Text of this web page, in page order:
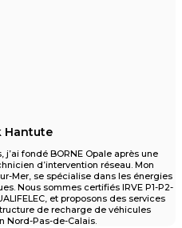
Hantute
fondé BORNE Opale après une
d’intervention réseau. Mon
Mer, se spécialise dans les énergies
Nous sommes certifiés IRVE P1-P2-
et proposons des services
de recharge de véhicules
Nord-Pas-de-Calais.